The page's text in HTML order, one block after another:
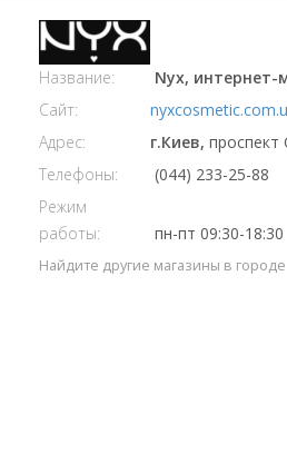
Название: Nyx, интернет-
Сайт:
Адрес:
г.Киев, проспект
Телефоны:
(044) 233-25-88
Режим
работы:
пн-пт 09:30-18:30
Найдите другие магазины в